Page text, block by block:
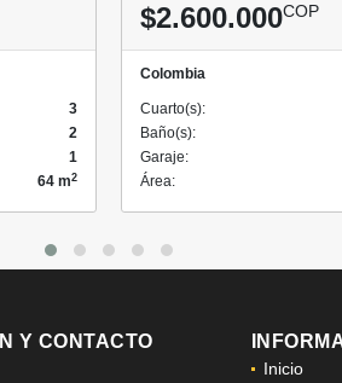
3
2
1
64 m2
$2.600.000COP
Colombia
Cuarto(s):
Baño(s):
Garaje:
Área:
Y CONTACTO
Inicio